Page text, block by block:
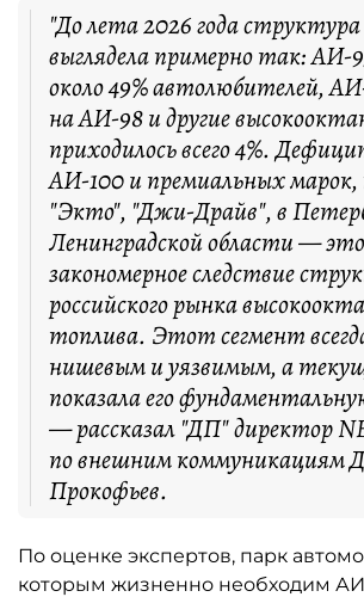
"До лета 2026 года структура
выглядела примерно так: АИ-
около 49% автолюбителей,
на АИ-98 и другие
приходилось всего 4%.
АИ-100 и премиальных
"Экто", "Джи-Драйв", в
Ленинградской области — это
закономерное следствие
российского рынка
топлива. Этот сегмент
нишевым и уязвимым, а
показала его
— рассказал "ДП" директор
по внешним коммуникациям
Прокофьев.
По оценке экспертов, парк
которым жизненно необходим